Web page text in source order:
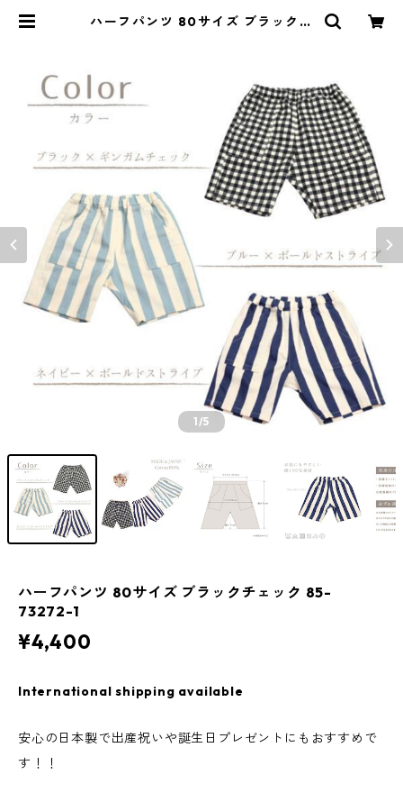
ハーフパンツ 80サイズ ブラックチ
1/5
ハーフパンツ 80サイズ ブラックチェック 85-
73272-1
¥4,400
International shipping available
安心の日本製で出産祝いや誕生日プレゼントにもおすすめで
す！！